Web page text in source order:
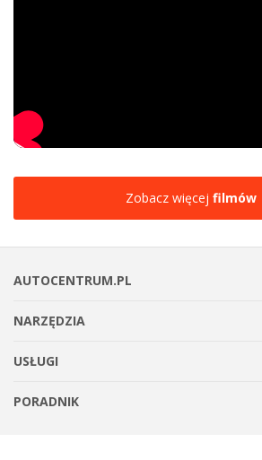
Zobacz więcej filmów
AUTOCENTRUM.PL
NARZĘDZIA
USŁUGI
PORADNIK